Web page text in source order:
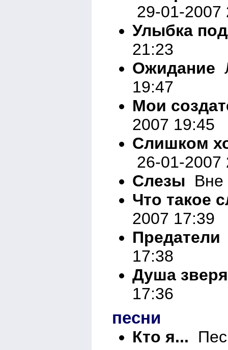
29-01-2007
Улыбка
21:23
Ожидание
19:47
Мои
2007 19:45
Слишком
26-01-2007
Слезы Вне
Что такое
2007 17:39
Предатели
17:38
Душа зверя
17:36
песни
Кто я...